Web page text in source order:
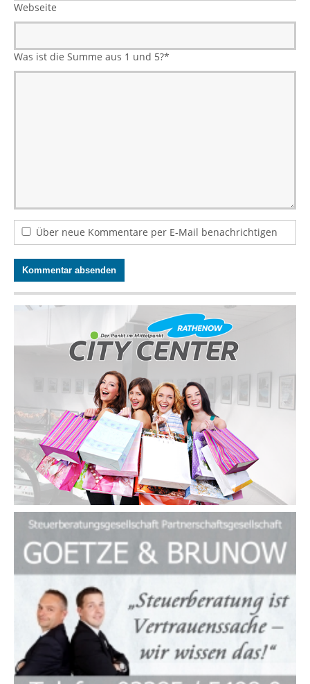
Webseite
Was ist die Summe aus 1 und 5?*
Über neue Kommentare per E-Mail benachrichtigen